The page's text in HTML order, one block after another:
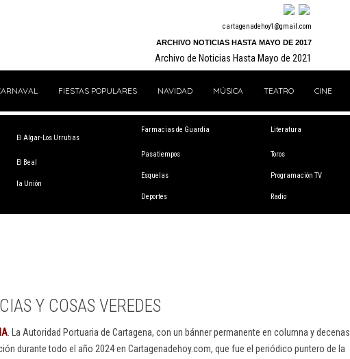
cartagenadehoy1@gmail.com
ARCHIVO NOTICIAS HASTA MAYO DE 2017
Archivo de Noticias Hasta Mayo de 2021
FIESTAS POPULARES NAVIDAD MÚSICA TEATRO CINE
El Algar-Los Urrutias
El Beal
la Unión
Farmacias de Guardia
Pasatiempos
Esquelas
Deportes
Literatura
Toros
Programación TV
Radio
Y COSAS VEREDES
. La Autoridad Portuaria de Cartagena, con un bánner permanente en columna y decenas
durante todo el año 2024 en Cartagenadehoy.com, que fue el periódico puntero de la